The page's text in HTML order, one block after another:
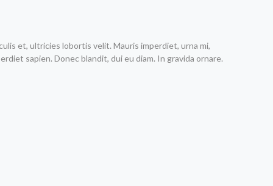
et, ultricies lobortis velit. Mauris imperdiet, urna mi,
sapien. Donec blandit, dui eu diam. In gravida ornare.